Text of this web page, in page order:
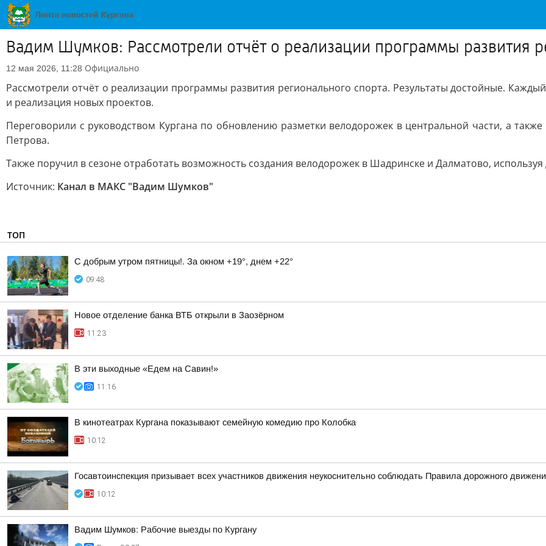
Вадим Шумков: Рассмотрели отчёт о реализации программы развития
12 мая 2026, 11:28 Официально
Рассмотрели отчёт о реализации программы развития регионального спорта. Результаты достойные.
и реализация новых проектов.
Переговорили с руководством Кургана по обновлению разметки велодорожек в центральной части, а
Петрова.
Также поручил в сезоне отработать возможность создания велодорожек в Шадринске и Далматово, используя
Источник: Канал в МАКС "Вадим Шумков"
ТОП
С добрым утром пятницы!. За окном +19°, днем +22°
09:48
Новое отделение банка ВТБ открыли в Заозёрном
11:23
В эти выходные «Едем на Савин!»
11:16
В кинотеатрах Кургана показывают семейную комедию про Колобка
10:12
Госавтоинспекция призывает всех участников движения неукоснительно соблюдать Правила дорожного
10:12
Вадим Шумков: Рабочие выезды по Кургану